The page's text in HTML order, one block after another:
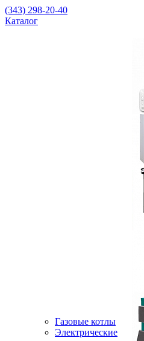
(343) 298-20-40
Каталог
Газовые котлы
Электрические